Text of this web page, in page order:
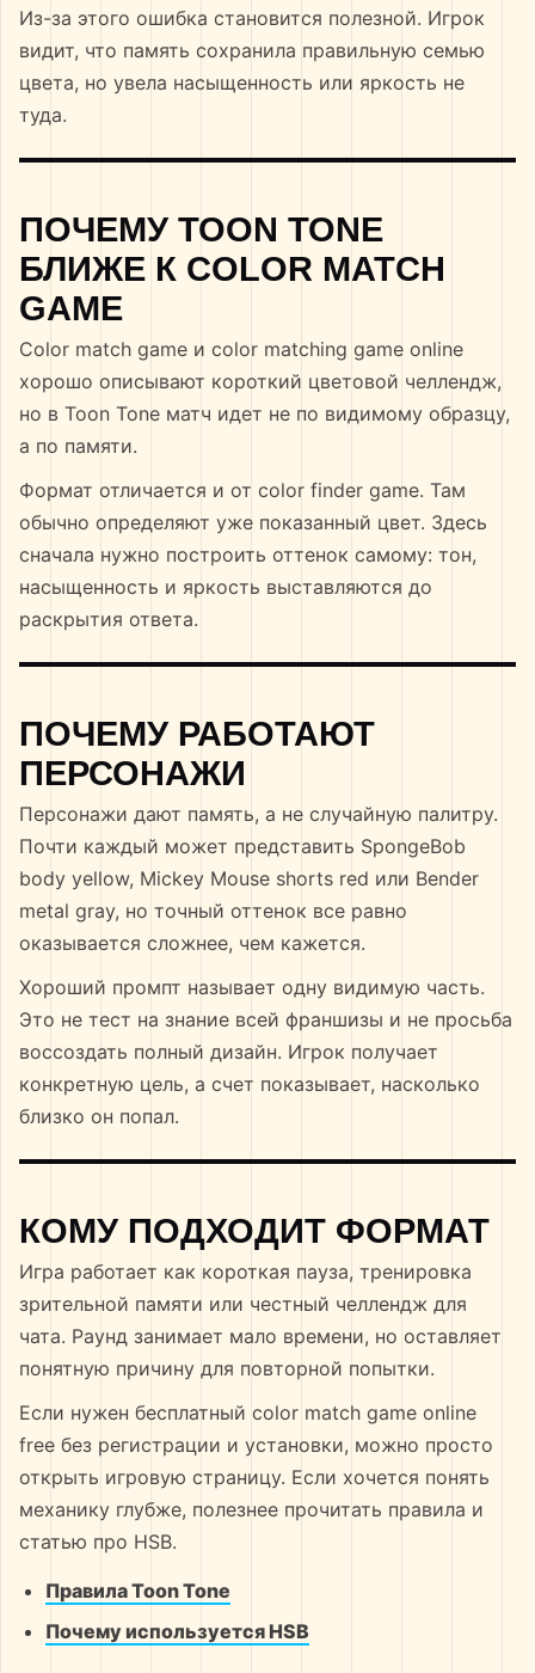
Из-за этого ошибка становится полезной. Игрок
видит, что память сохранила правильную семью
цвета, но увела насыщенность или яркость не
туда.
ПОЧЕМУ TOON TONE
БЛИЖЕ К COLOR MATCH
GAME
Color match game и color matching game online
хорошо описывают короткий цветовой челлендж,
но в Toon Tone матч идет не по видимому образцу,
а по памяти.
Формат отличается и от color finder game. Там
обычно определяют уже показанный цвет. Здесь
сначала нужно построить оттенок самому: тон,
насыщенность и яркость выставляются до
раскрытия ответа.
ПОЧЕМУ РАБОТАЮТ
ПЕРСОНАЖИ
Персонажи дают память, а не случайную палитру.
Почти каждый может представить SpongeBob
body yellow, Mickey Mouse shorts red или Bender
metal gray, но точный оттенок все равно
оказывается сложнее, чем кажется.
Хороший промпт называет одну видимую часть.
Это не тест на знание всей франшизы и не просьба
воссоздать полный дизайн. Игрок получает
конкретную цель, а счет показывает, насколько
близко он попал.
КОМУ ПОДХОДИТ ФОРМАТ
Игра работает как короткая пауза, тренировка
зрительной памяти или честный челлендж для
чата. Раунд занимает мало времени, но оставляет
понятную причину для повторной попытки.
Если нужен бесплатный color match game online
free без регистрации и установки, можно просто
открыть игровую страницу. Если хочется понять
механику глубже, полезнее прочитать правила и
статью про HSB.
Правила Toon Tone
Почему используется HSB